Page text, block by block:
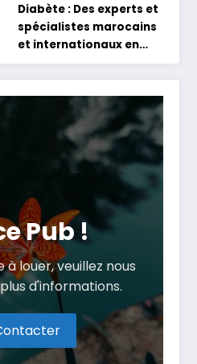
Diabète : Des experts et
spécialistes marocains
et internationaux en
conclave à Tanger
Pub !
louer, veuillez nous
d'informations.